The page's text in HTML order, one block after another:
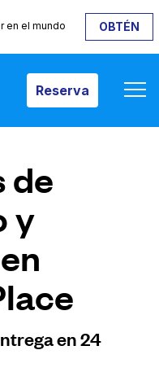
en el mundo
OBTÉN
Reserva
Reserva
de
y
en 24